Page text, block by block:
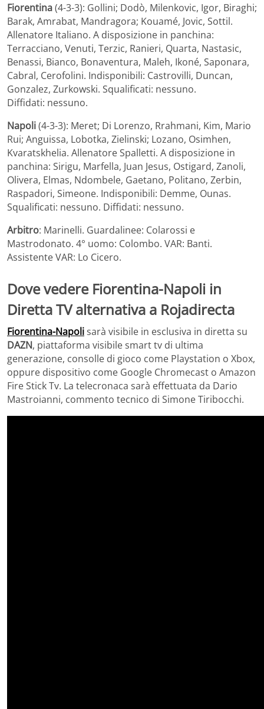
Fiorentina(4-3-3): Gollini; Dodò, Milenkovic, Igor, Biraghi;
Barak, Amrabat, Mandragora; Kouamé, Jovic, Sottil.
Allenatore Italiano. A disposizione in panchina:
Terracciano, Venuti, Terzic, Ranieri, Quarta, Nastasic,
Benassi, Bianco, Bonaventura, Maleh, Ikoné, Saponara,
Cabral, Cerofolini. Indisponibili: Castrovilli, Duncan,
Gonzalez, Zurkowski. Squalificati: nessuno.
Diffidati: nessuno.
Napoli(4-3-3): Meret; Di Lorenzo, Rrahmani, Kim, Mario
Rui; Anguissa, Lobotka, Zielinski; Lozano, Osimhen,
Kvaratskhelia. Allenatore Spalletti. A disposizione in
panchina: Sirigu, Marfella, Juan Jesus, Ostigard, Zanoli,
Olivera, Elmas, Ndombele, Gaetano, Politano, Zerbin,
Raspadori, Simeone. Indisponibili: Demme, Ounas.
Squalificati: nessuno. Diffidati: nessuno.
Arbitro: Marinelli. Guardalinee: Colarossi e
Mastrodonato. 4° uomo: Colombo. VAR: Banti.
Assistente VAR: Lo Cicero.
Dove vedere Fiorentina-Napoli in
Diretta TV alternativa a Rojadirecta
Fiorentina-Napolisarà visibile in esclusiva in diretta su
DAZN, piattaforma visibile smart tv di ultima
generazione, consolle di gioco come Playstation o Xbox,
oppure dispositivo come Google Chromecast o Amazon
Fire Stick Tv. La telecronaca sarà effettuata da Dario
Mastroianni, commento tecnico di Simone Tiribocchi.